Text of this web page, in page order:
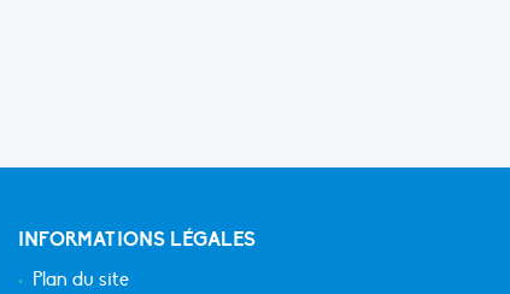
INFORMATIONS LÉGALES
Plan du site